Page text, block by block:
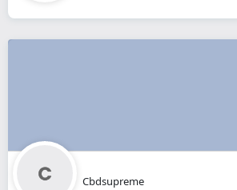
Cbdsupreme